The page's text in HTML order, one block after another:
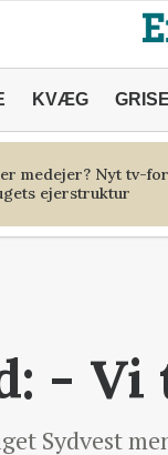
KVÆG GRISE
medejer? Nyt tv-
ejerstruktur
-
Sydvest